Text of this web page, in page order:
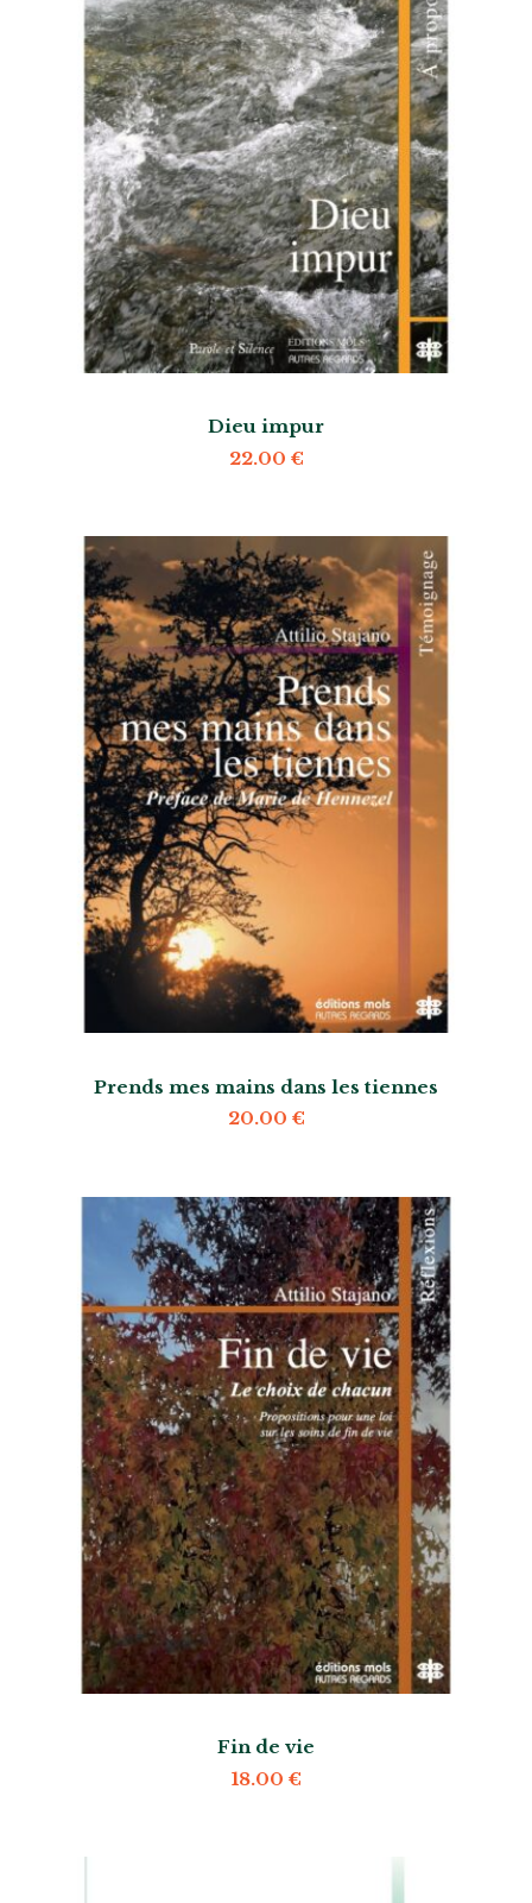
Dieu impur
22.00 €
Prends mes mains dans les tiennes
20.00 €
Fin de vie
18.00 €